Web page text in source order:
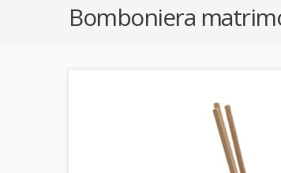
Bomboniera